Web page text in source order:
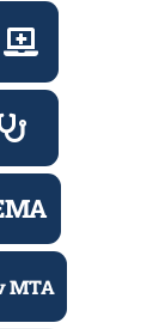
ΜΤΑ